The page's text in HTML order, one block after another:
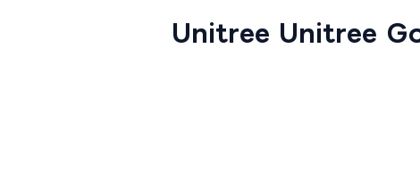
Unitree Unitree